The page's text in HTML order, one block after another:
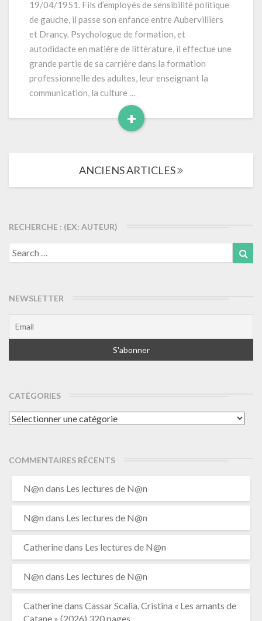
(2012)
19/04/1951. Fils d’employés de sensibilité politique
de gauche, il passe son enfance entre Aubervilliers
et Drancy. Psychologue de formation, et
autodidacte en matière de littérature, il effectue une
grande partie de sa carrière dans la formation
professionnelle des adultes, leur enseignant la
communication, la culture …
+
Read
les
ANCIENS ARTICLES
RECHERCHE : (EX: AUTEUR)
Search
for:
NEWSLETTER
CATÉGORIES
Catégories
COMMENTAIRES RÉCENTS
N@n dans Les lectures de N@n
N@n dans Les lectures de N@n
Catherinedans Les lectures de N@n
N@n dans Les lectures de N@n
Catherinedans Cassar Scalia, Cristina « Les amants de
Catane » (2026) 320 pages